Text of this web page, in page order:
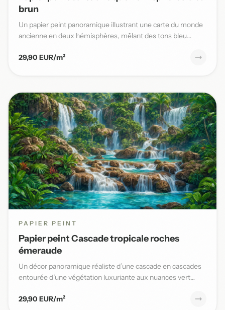
brun
Un papier peint panoramique illustrant une carte du monde
ancienne en deux hémisphères, mêlant des tons bleu
29,90 EUR/m²
PAPIER PEINT
Papier peint Cascade tropicale roches
émeraude
Un décor panoramique réaliste d’une cascade en cascades
entourée d’une végétation luxuriante aux nuances vert
29,90 EUR/m²